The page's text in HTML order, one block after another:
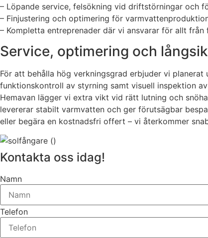
– Löpande service, felsökning vid driftstörningar och
– Finjustering och optimering för
– Kompletta entreprenader där vi ansvarar för allt
Service, optimering och
För att behålla hög verkningsgrad erbjuder vi
funktionskontroll av styrning samt visuell inspektion
Hemavan lägger vi extra vikt vid rätt lutning och
levererar stabilt varmvatten och ger förutsägbar
eller begära en kostnadsfri offert – vi återkommer
Kontakta oss idag!
Namn
Telefon